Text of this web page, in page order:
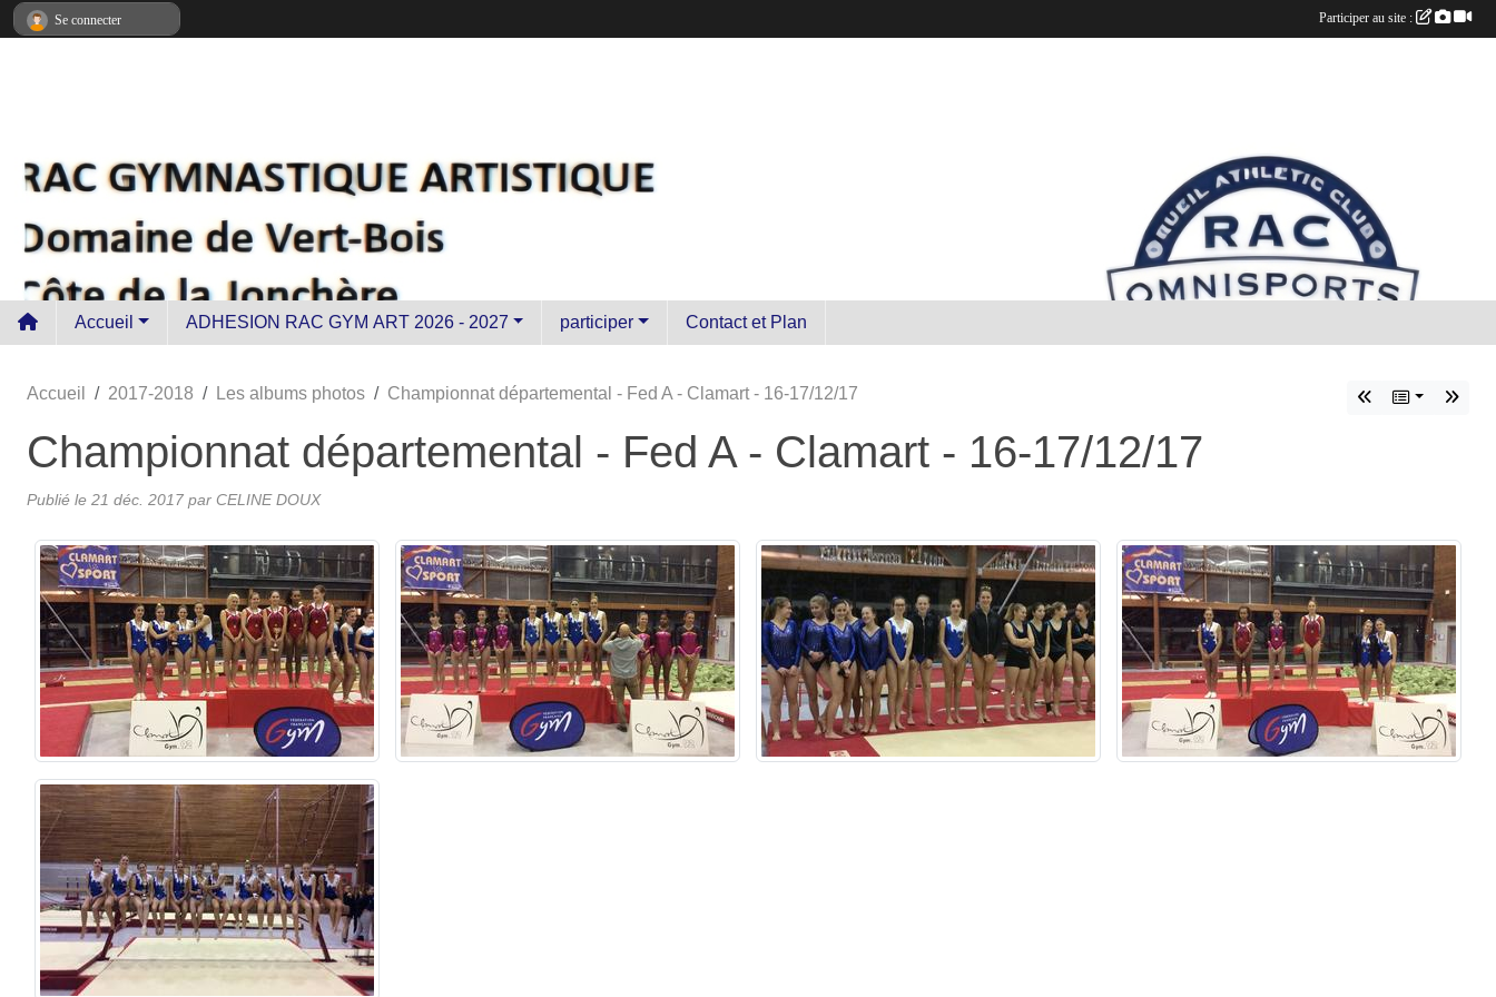
Accueil ADHESION RAC GYM ART 2026 - 2027 participer Contact et Plan
Accueil 2017-2018 Les albums photos Championnat départemental - Fed A - Clamart - 16-17/12/17
Championnat départemental - Fed A - Clamart - 16-17/12/17
Publié le 21 déc. 2017 par CELINE DOUX
Se connecter Participer au site :
Panneau de gestion des cookies